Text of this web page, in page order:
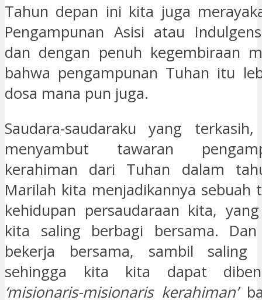
Tahun depan ini kita juga
Pengampunan Asisi atau
dan dengan penuh kegembiraan
bahwa pengampunan Tuhan itu
dosa mana pun juga.
Saudara-saudaraku yang
menyambut tawaran
kerahiman dari Tuhan dalam
Marilah kita menjadikannya sebuah
kehidupan persaudaraan kita,
kita saling berbagi bersama.
bekerja bersama, sambil saling
sehingga kita kita dapat
‘misionaris-misionaris kerahiman’